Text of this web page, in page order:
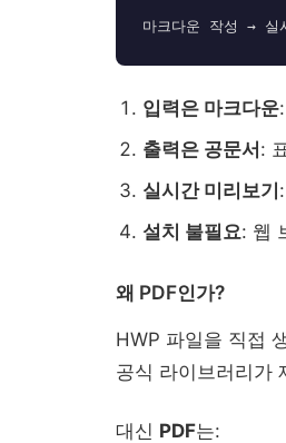
입력은 마크다운
출력은 공문서:
실시간 미리보기
설치 불필요: 웹
왜 PDF인가?
HWP 파일을 직접
공식 라이브러리가
대신 PDF는: